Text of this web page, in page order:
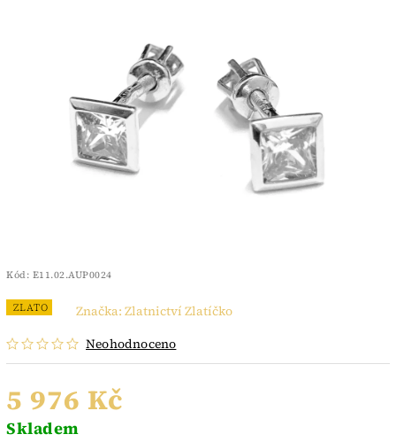
Kód: E11.02.AUP0024
ZLATO
Neohodnoceno
Značka: Zlatnictví Zlatíčko
5 976 Kč
Skladem